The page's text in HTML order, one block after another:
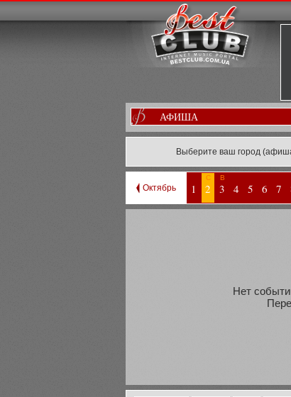
АФИША
Выберите ваш город
Октябрь 1
С
2
В
3 4 5 6 7
Нет